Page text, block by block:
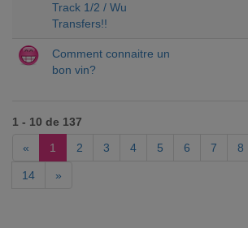
Track 1/2 / Wu
Transfers!!
Comment connaitre un
bon vin?
1 - 10 de 137
«
1 2 3 4 5 6 7 8
14 »